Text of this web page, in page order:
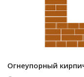
Огнеупорный